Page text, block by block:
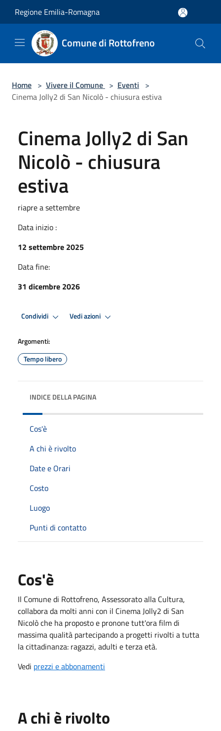
Regione Emilia-Romagna
Comune di Rottofreno
Home > Vivere il Comune > Eventi >
Cinema Jolly2 di San Nicolò - chiusura estiva
Cinema Jolly2 di San
Nicolò - chiusura
estiva
riapre a settembre
Data inizio :
12 settembre 2025
Data fine:
31 dicembre 2026
Condividi Vedi azioni
Argomenti:
Tempo libero
INDICE DELLA PAGINA
Cos'è
A chi è rivolto
Date e Orari
Costo
Luogo
Punti di contatto
Cos'è
Il Comune di Rottofreno, Assessorato alla Cultura,
collabora da molti anni con il Cinema Jolly2 di San
Nicolò che ha proposto e pronone tutt'ora film di
massima qualità partecipando a progetti rivolti a tutta
la cittadinanza: ragazzi, adulti e terza età.
Vedi prezzi e abbonamenti
A chi è rivolto